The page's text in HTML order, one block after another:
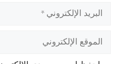
البريد
الإلكتروني
الموقع
الإلكتروني